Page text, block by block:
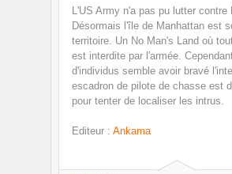
L'US Army n'a pas pu lutter contre
Désormais l'île de Manhattan est
territoire. Un No Man's Land où
est interdite par l'armée.
d'individus semble avoir bravé
escadron de pilote de chasse est
pour tenter de localiser les intrus.
Editeur : Ankama